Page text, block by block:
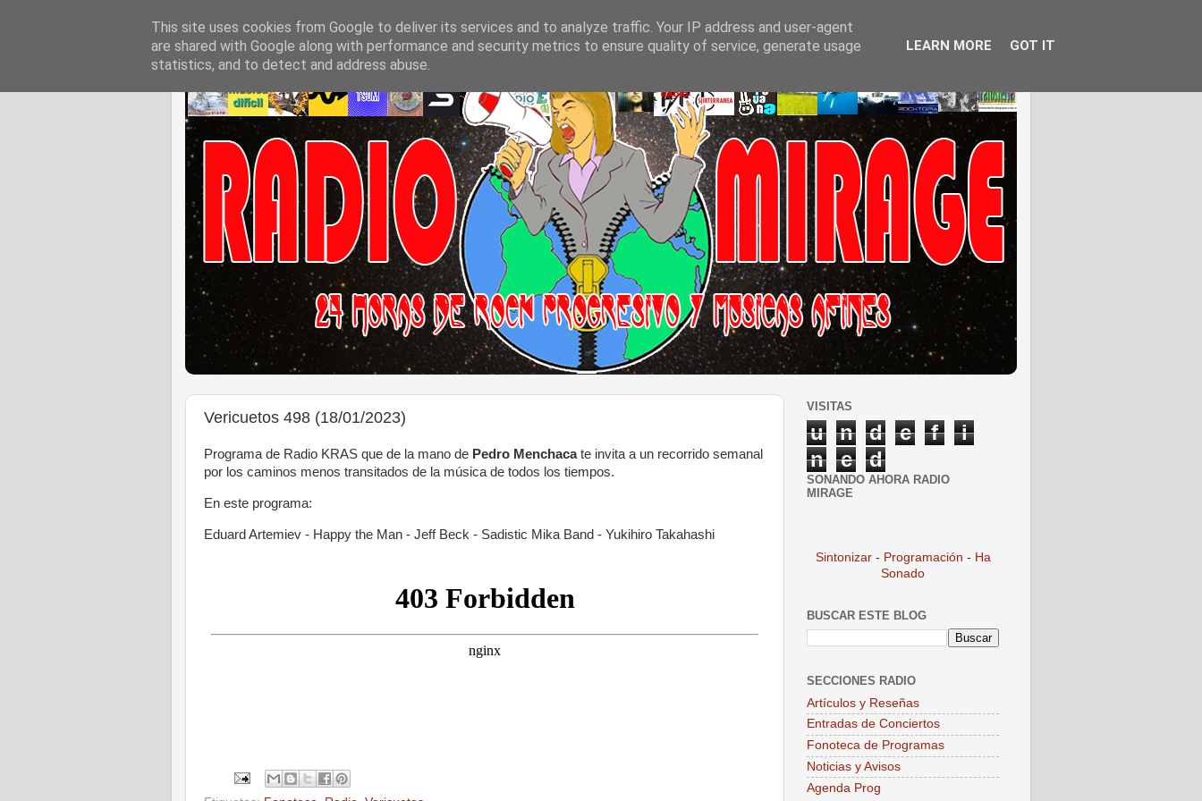
Vericuetos 498 (18/01/2023)
Programa de Radio KRAS que de la mano de Pedro Menchacate invita a un recorrido semanal
por los caminos menos transitados de la música de todos los tiempos.
En este programa:
Eduard Artemiev - Happy the Man - Jeff Beck - Sadistic Mika Band - Yukihiro Takahashi
VISITAS
u n d e f
i
n
e d
SONANDO AHORA RADIO
MIRAGE
Sintonizar - Programación - Ha
Sonado
BUSCAR ESTE BLOG
SECCIONES RADIO
Artículos y Reseñas
Entradas de Conciertos
Fonoteca de Programas
Noticias y Avisos
Agenda Prog
This site uses cookies from Google to deliver its services and to analyze traffic. Your IP address and user-agent
are shared with Google along with performance and security metrics to ensure quality of service, generate usage
statistics, and to detect and address abuse.
LEARN MORE GOT IT